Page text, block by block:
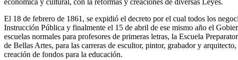
El 18 de febrero de 1861, se expidió el decreto por el cual todos los
Instrucción Pública y finalmente el 15 de abril de ese mismo año el
escuelas normales para profesores de primeras letras, la Escuela
de Bellas Artes, para las carreras de escultor, pintor, grabador y
creación de fondos para la educación.